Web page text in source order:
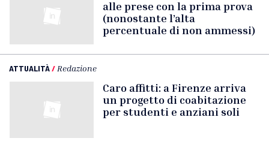
alle prese con la prima prova
(nonostante l’alta
percentuale di non ammessi)
ATTUALITÀ/ Redazione
Caro affitti: a Firenze arriva
un progetto di coabitazione
per studenti e anziani soli